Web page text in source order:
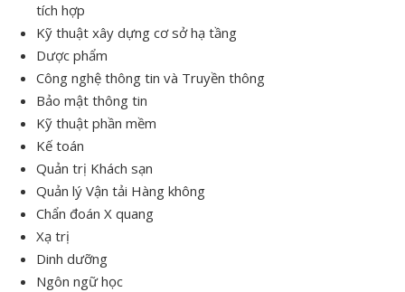
tích hợp
Kỹ thuật xây dựng cơ sở hạ tầng
Dược phẩm
Công nghệ thông tin và Truyền thông
Bảo mật thông tin
Kỹ thuật phần mềm
Kế toán
Quản trị Khách sạn
Quản lý Vận tải Hàng không
Chẩn đoán X quang
Xạ trị
Dinh dưỡng
Ngôn ngữ học